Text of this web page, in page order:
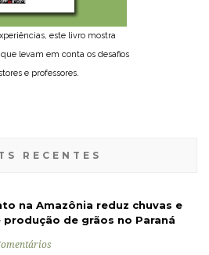
este livro mostra
levam em conta os desafios
e professores.
RECENTES
na Amazônia reduz chuvas e
de grãos no Paraná